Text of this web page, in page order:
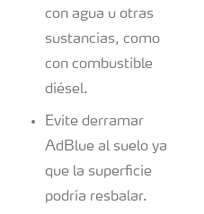
con agua u otras
sustancias, como
con combustible
diésel.
Evite derramar
AdBlue al suelo ya
que la superficie
podría resbalar.